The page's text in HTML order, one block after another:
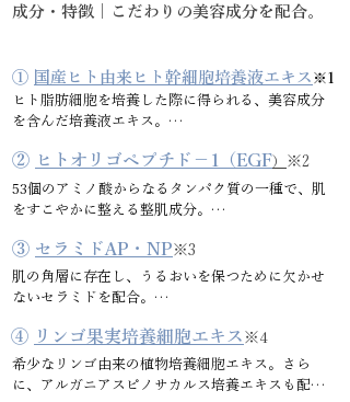
成分・特徴｜こだわりの美容成分を配合。
① 国産ヒト由来ヒト幹細胞培養液エキス ※1
ヒト脂肪細胞を培養した際に得られる、美容成分
を含んだ培養液エキス。
乾燥対策だけでなく、紫外線や冷房など真夏の環
境によってキメやハリ・ツヤが乱れやすい肌を、
すこやかでなめらかな状態に整えます。
保湿だけでは物足りない方にも取り入れたい、
glowジェルを象徴する整肌成分です。
② ヒトオリゴペプチド－1（EGF） ※2
53個のアミノ酸からなるタンパク質の一種で、肌
をすこやかに整える整肌成分。
紫外線や冷房、室内外の温度差など、真夏の環境に
よってコンディションが乱れやすい肌に、ハリと
ツヤを与えます。
キメの整った、なめらかでいきいきとした肌印象
を目指したい方に取り入れたい美容成分です。
③ セラミドAP・NP ※3
肌の角層に存在し、うるおいを保つために欠かせ
ないセラミドを配合。
乾燥しやすい肌にうるおいを与え、肌のうるおい
バリアをサポート。紫外線・汗・冷房など、真夏の
環境によって乱れやすい肌を保護し、すこやかに
④ リンゴ果実培養細胞エキス ※4
希少なリンゴ由来の植物培養細胞エキス。さら
に、アルガニアスピノサカルス培養エキスも配合